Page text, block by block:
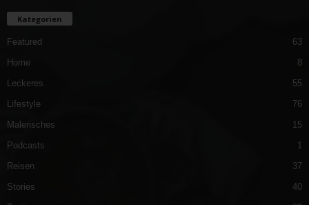
Kategorien
Featured
63
Home
8
Leckeres
55
Lifestyle
76
Malerisches
15
Podcasts
1
Reisen
37
Stories
40